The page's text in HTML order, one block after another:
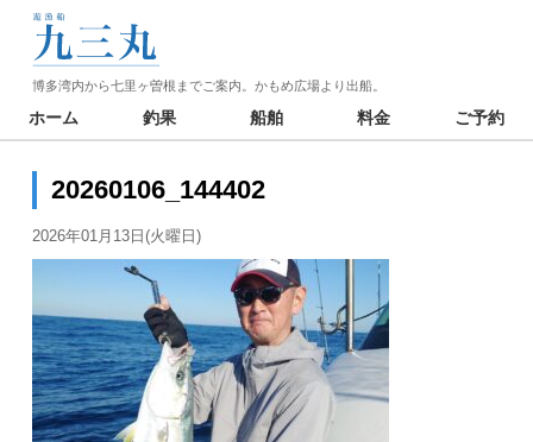
博多湾内から七里ヶ曽根までご案内。かもめ広場より出船。
ホーム 釣果 船舶 料金 ご予約
20260106_144402
2026年01月13日(火曜日)